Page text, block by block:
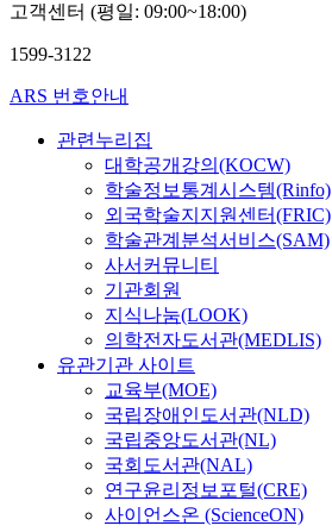
고객센터 (평일: 09:00~18:00)
1599-3122
ARS 번호안내
관련누리집
대학공개강의(KOCW)
학술정보통계시스템(Rinfo)
외국학술지지원센터(FRIC)
학술관계분석서비스(SAM)
사서커뮤니티
기관회원
지식나눔(LOOK)
의학전자도서관(MEDLIS)
유관기관 사이트
교육부(MOE)
국립장애인도서관(NLD)
국립중앙도서관(NL)
국회도서관(NAL)
연구윤리정보포털(CRE)
사이언스온 (ScienceON)